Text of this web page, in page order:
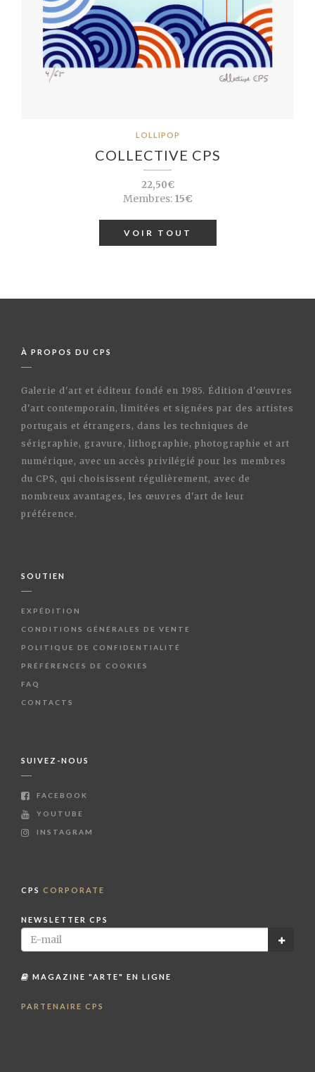
LOLLIPOP
COLLECTIVE CPS
22,50€
Membres:15€
VOIR TOUT
À PROPOS DU CPS
Galerie d'art et éditeur fondé en 1985. Édition d'œuvres
d'art contemporain, limitées et signées par des artistes
portugais et étrangers, dans les techniques de
sérigraphie, gravure, lithographie, photographie et art
numérique, avec un accès privilégié pour les membres
du CPS, qui choisissent régulièrement, avec de
nombreux avantages, les œuvres d'art de leur
préférence.
SOUTIEN
EXPÉDITION
CONDITIONS GÉNÉRALES DE VENTE
POLITIQUE DE CONFIDENTIALITÉ
PRÉFÉRENCES DE COOKIES
FAQ
CONTACTS
SUIVEZ-NOUS
FACEBOOK
YOUTUBE
INSTAGRAM
CPS CORPORATE
NEWSLETTER CPS
MAGAZINE "ARTE" EN LIGNE
PARTENAIRE CPS